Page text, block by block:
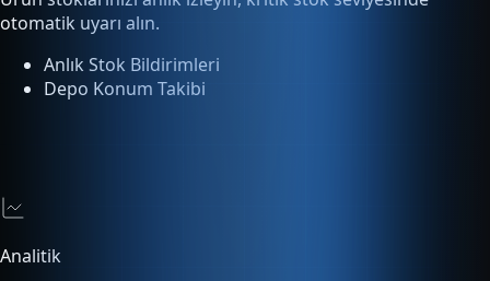
Anlık Stok Bildirimleri
Depo Konum Takibi
Analitik
Raporlama & Analiz